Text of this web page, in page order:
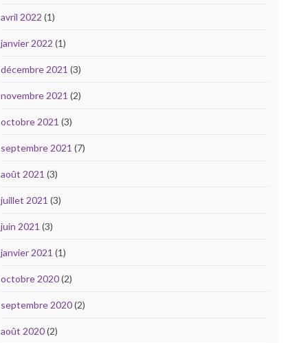
avril 2022 (1)
janvier 2022 (1)
décembre 2021 (3)
novembre 2021 (2)
octobre 2021 (3)
septembre 2021 (7)
août 2021 (3)
juillet 2021 (3)
juin 2021 (3)
janvier 2021 (1)
octobre 2020(2)
septembre 2020(2)
août 2020(2)